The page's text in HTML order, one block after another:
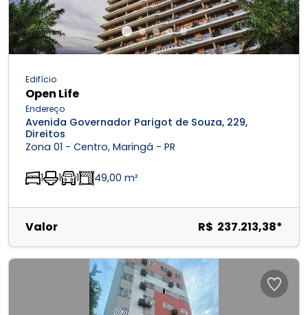
Edifício
Open Life
Endereço
Avenida Governador Parigot de Souza, 229,
Direitos
Zona 01 - Centro, Maringá - PR
1 1 1 49,00 m²
Valor R$ 237.213,38*